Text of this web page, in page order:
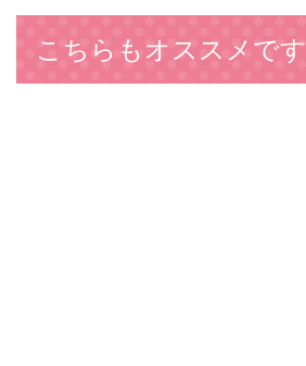
こちらもオススメです